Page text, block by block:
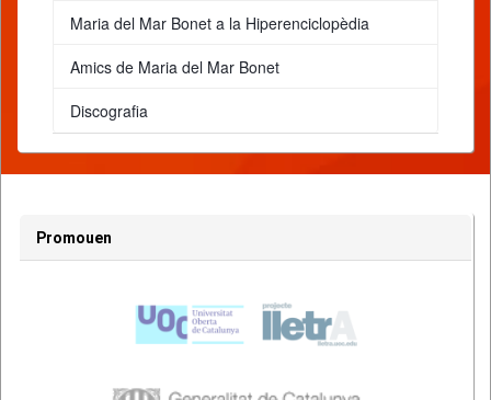
Maria del Mar Bonet a la Hiperenciclopèdia
Amics de Maria del Mar Bonet
Discografia
Promouen